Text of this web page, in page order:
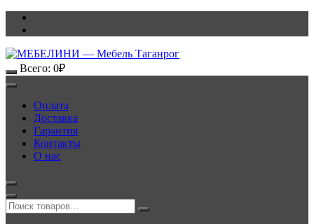
Всего: 0₽
Оплата
Доставка
Гарантия
Контакты
О нас